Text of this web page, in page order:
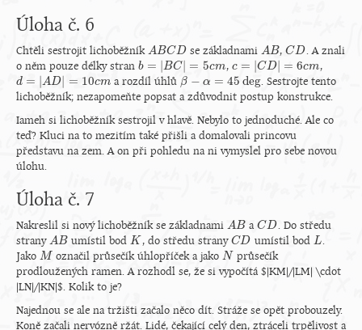
Úloha č. 6
Chtěli sestrojit lichoběžník ABCD
ABCD se základnami AB
AB , CD
CD . A znali
o něm pouze délky stran b = |BC| = 5cm
b =|B C|=5c m , c = |CD| = 6cm
c=|C D|=6cm ,
d = |AD| = 10cm
d =|A D|=10 m a rozdíl úhlů β − α = 45 deg
β−α=45deg
. Sestrojte tento
lichoběžník; nezapomeňte popsat a zdůvodnit postup konstrukce.
Iameh si lichoběžník sestrojil v hlavě. Nebylo to jednoduché. Ale co
teď? Kluci na to mezitím také přišli a domalovali princovu
představu na zem. A on při pohledu na ni vymyslel pro sebe novou
úlohu.
Úloha č. 7
Nakreslil si nový lichoběžník se základnami AB
AB aCD
CD . Do středu
strany AB
AB umístil bodK
K , do středu strany CD
CD umístil bodL
L .
Jako M
M označil průsečík úhlopříček a jakoN
N průsečík
prodloužených ramen. A rozhodl se, že si vypočítá $|KM|/|LM| \cdot
|LN|/|KN|$. Kolik to je?
Najednou se ale na tržišti začalo něco dít. Stráže se opět probouzely.
Koně začali nervózně ržát. Lidé, čekající celý den, ztráceli trpělivost a